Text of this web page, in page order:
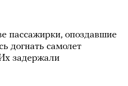
пассажирки, опоздавшие
догнать самолет
задержали